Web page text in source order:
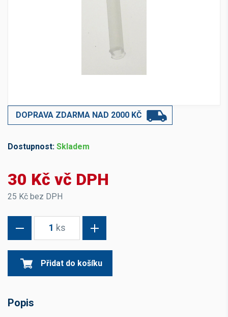
DOPRAVA ZDARMA NAD 2000 KČ
Dostupnost: Skladem
30 Kč vč DPH
25 Kč bez DPH
1 ks
Přidat do košíku
Popis